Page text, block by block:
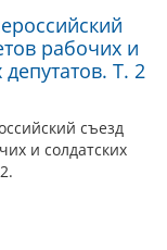
деятелей этого
рабочих и
депутатов. Т. 2
съезд
и солдатских